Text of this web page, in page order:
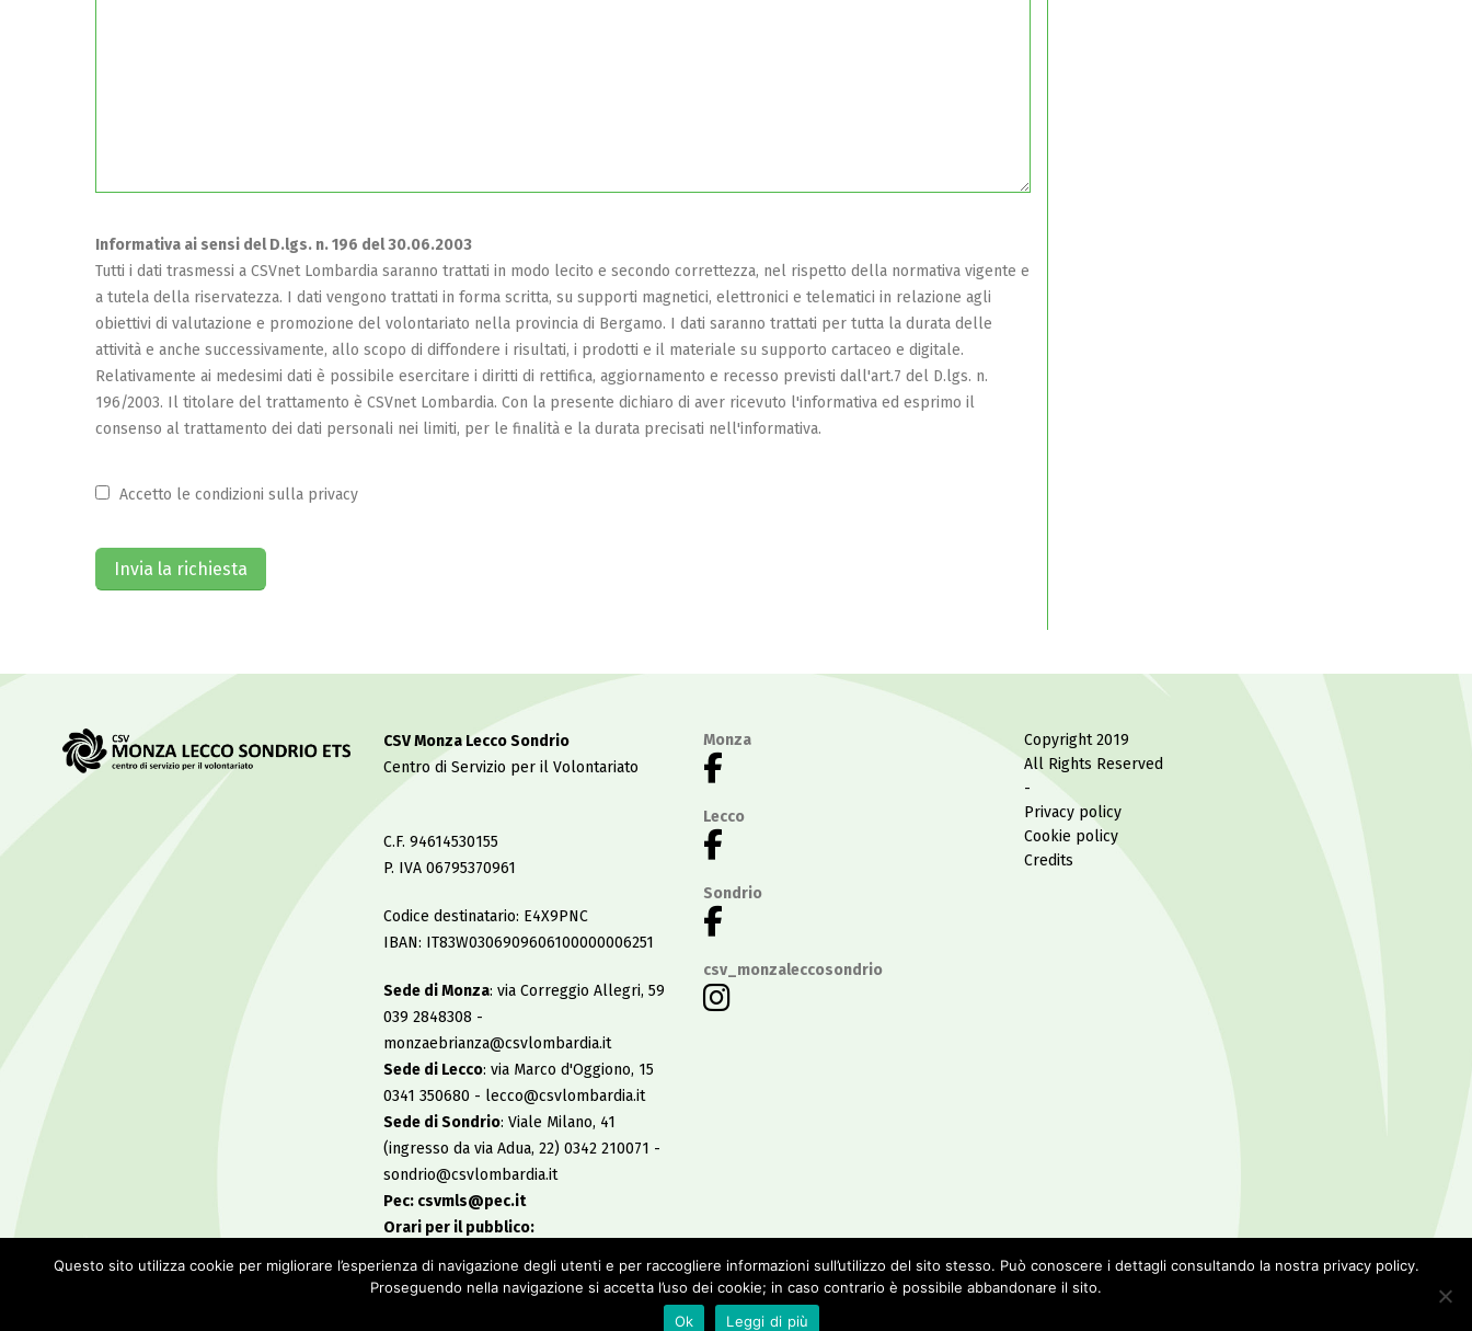
Informativa ai sensi del D.lgs. n. 196 del 30.06.2003
Tutti i dati trasmessi a CSVnet Lombardia saranno trattati in modo lecito e secondo correttezza, nel rispetto della normativa vigente e
a tutela della riservatezza. I dati vengono trattati in forma scritta, su supporti magnetici, elettronici e telematici in relazione agli
obiettivi di valutazione e promozione del volontariato nella provincia di Bergamo. I dati saranno trattati per tutta la durata delle
attività e anche successivamente, allo scopo di diffondere i risultati, i prodotti e il materiale su supporto cartaceo e digitale.
Relativamente ai medesimi dati è possibile esercitare i diritti di rettifica, aggiornamento e recesso previsti dall'art.7 del D.lgs. n.
196/2003. Il titolare del trattamento è CSVnet Lombardia. Con la presente dichiaro di aver ricevuto l'informativa ed esprimo il
consenso al trattamento dei dati personali nei limiti, per le finalità e la durata precisati nell'informativa.
Accetto le condizioni sulla privacy
CSV Monza Lecco Sondrio
Centro di Servizio per il Volontariato
C.F. 94614530155
P. IVA 06795370961
Codice destinatario: E4X9PNC
IBAN: IT83W0306909606100000006251
Sede di Monza: via Correggio Allegri, 59
039 2848308 -
monzaebrianza@csvlombardia.it
Sede di Lecco: via Marco d'Oggiono, 15
0341 350680 - lecco@csvlombardia.it
Sede di Sondrio: Viale Milano, 41
(ingresso da via Adua, 22) 0342 210071 -
sondrio@csvlombardia.it
Pec: csvmls@pec.it
Orari per il pubblico:
12:30 e dalle 14:30 alle 17:30.
Monza
Lecco
Sondrio
csv_monzaleccosondrio
Copyright 2019
All Rights Reserved
-
Privacy policy
Cookie policy
Credits
Questo sito utilizza cookie per migliorare l’esperienza di navigazione degli utenti e per raccogliere informazioni sull’utilizzo del sito stesso. Può conoscere i dettagli consultando la nostra privacy policy.
Proseguendo nella navigazione si accetta l’uso dei cookie; in caso contrario è possibile abbandonare il sito.
Ok
Leggi di più